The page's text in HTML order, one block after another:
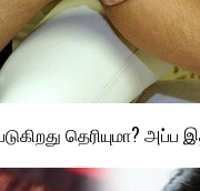
தெரியுமா? அப்ப